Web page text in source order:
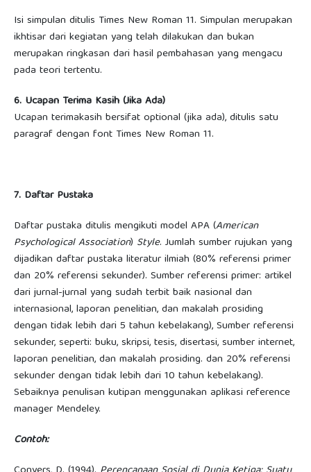
Isi simpulan ditulis Times New Roman 11. Simpulan merupakan
ikhtisar dari kegiatan yang telah dilakukan dan bukan
merupakan ringkasan dari hasil pembahasan yang mengacu
pada teori tertentu.
6. Ucapan Terima Kasih (Jika Ada)
Ucapan terimakasih bersifat optional (jika ada), ditulis satu
paragraf dengan font Times New Roman 11.
7. Daftar Pustaka
Daftar pustaka ditulis mengikuti model APA (American
Psychological Association) Style. Jumlah sumber rujukan yang
dijadikan daftar pustaka literatur ilmiah (80% referensi primer
dan 20% referensi sekunder). Sumber referensi primer: artikel
dari jurnal-jurnal yang sudah terbit baik nasional dan
internasional, laporan penelitian, dan makalah prosiding
dengan tidak lebih dari 5 tahun kebelakang), Sumber referensi
sekunder, seperti: buku, skripsi, tesis, disertasi, sumber internet,
laporan penelitian, dan makalah prosiding. dan 20% referensi
sekunder dengan tidak lebih dari 10 tahun kebelakang).
Sebaiknya penulisan kutipan menggunakan aplikasi reference
manager Mendeley.
Contoh: